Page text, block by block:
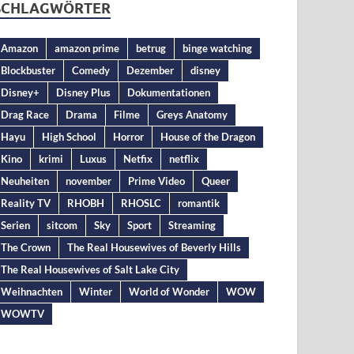
Amazon amazon prime betrug
binge watching
Blockbuster
Comedy Dezember
disney
Disney+
Disney Plus
Dokumentationen
Drag Race
Drama Filme
Greys Anatomy
Hayu
High School Horror
House of the Dragon
Kino
krimi Luxus Netfix
netflix
Neuheiten
november Prime Video
Queer
Reality TV
RHOBH RHOSLC
romantik
Serien
sitcom Sky Sport
Streaming
The Crown
The Real Housewives of Beverly Hills
The Real Housewives of Salt Lake City
Weihnachten
Winter World of Wonder
WOW
WOWTV